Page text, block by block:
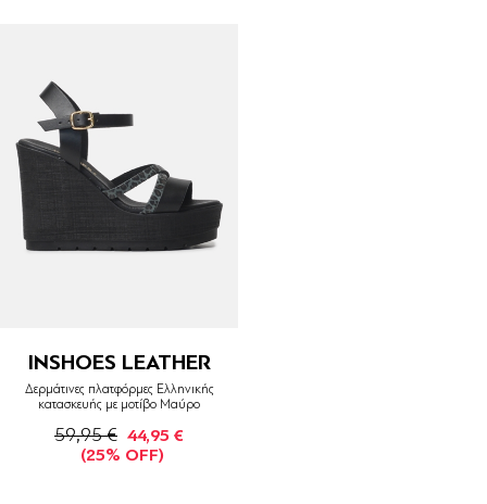
INSHOES LEATHER
Δερμάτινες πλατφόρμες Ελληνικής
κατασκευής με μοτίβο Μαύρο
59,95 € 44,95 €
(25% OFF)